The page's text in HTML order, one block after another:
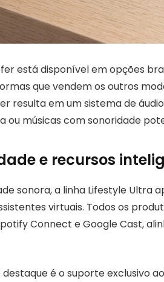
está disponível em opções
que vendem os outros
resulta em um sistema de
ou músicas com sonoridade
e recursos
sonora, a linha Lifestyle Ultra
virtuais. Todos os
Connect e Google Cast,
é o suporte exclusivo